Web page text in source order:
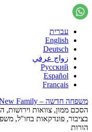
עברית
English
Deutsch
زواج عرفي
Русский
Español
Français
משפחה חדשה – New Family – הארגון לקידום זכויות המשפחה
הסכם ממון, צוואות וירושות,
בציבור, פונדקאות בחו"ל,
הורות